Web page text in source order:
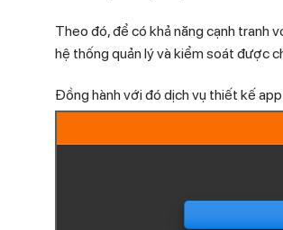
Theo đó, để có khả năng cạnh tranh
hệ thống quản lý và kiểm soát được
Đồng hành với đó dịch vụ thiết kế app